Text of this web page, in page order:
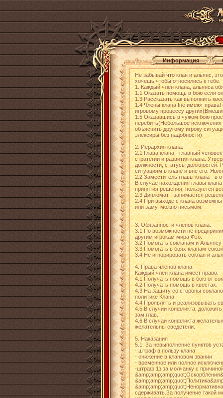
Информация
Не забывай что клан и альянс,
хочешь чтобы относились к тебе.
1. Каждый член клана, альянса
1.1 Оказать помощь в бою если
1.3 Рассказать как выполнить
1.4 Члены клана !не имеют права!
игровому процессу
1.5 Оказавшись в чужом бою
перебить(Небольшое исключения
объяснить другому игроку
элексиры без надобности)
2. Иерархия клана:
2.1 Глава клана - главный
стратегии и развития клана.
должности, статусы должностей.
ситуациям в клане и вне его.
2.2 Заместитель главы клана - в
В случае нахождения главы
принятия решения, пользуется
2.3 Дипломат - занимается
2.4 При выходе с клана возможны
или заму, можно письмом.
3. Обязанности членов клана:
3.1 По возможности не
другим игрокам мира Фэо.
3.2 Помогать сокланам и Альянсу
3.3 Помогать в боях кланам-
3.4 Не игнорировать соклан и
4. Права членов клана:
Каждый член клана имеет право:
4.1 Получать помощь в бою от
4.2 Получать помощь в квестах.
4.3 На защиту со стороны
политике Клана.
4.4 Проявлять и реализовывать
4.5 В случии конфликта,
зам.глав.
4.6 В случаи конфликта
желательны сведетели.
5. Наказания
5.1. За невыполнение пунктов
- штраф в пользу клана
- снижение в клановом звании
- временное или полное
-штраф 1з за молчанку с
сдерживать.За получение такой